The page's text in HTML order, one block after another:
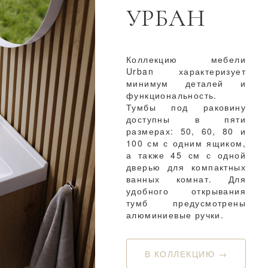
УРБАН
Коллекцию мебели
Urban характеризует
минимум деталей и
функциональность.
Тумбы под раковину
доступны в пяти
размерах: 50, 60, 80 и
100 см с одним ящиком,
а также 45 см с одной
дверью для компактных
ванных комнат. Для
удобного открывания
тумб предусмотрены
алюминиевые ручки.
В КОЛЛЕКЦИЮ →